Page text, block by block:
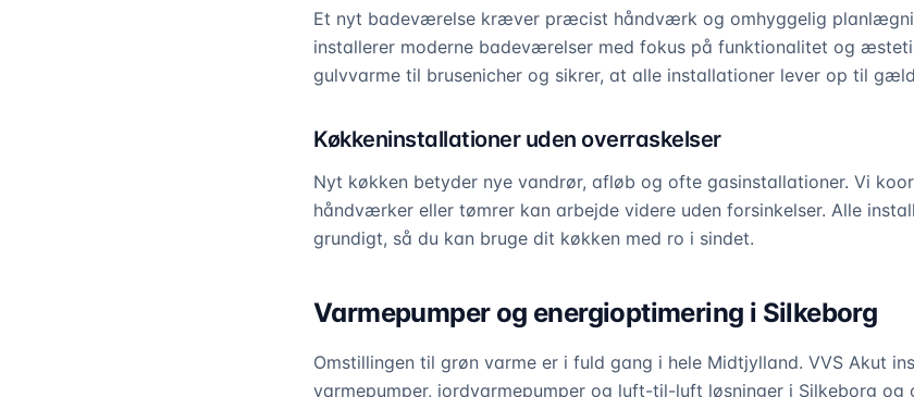
Et nyt badeværelse kræver præcist håndværk og omhyggelig
installerer moderne badeværelser med fokus på funktionalitet og
gulvvarme til brusenicher og sikrer, at alle installationer lever op til
Køkkeninstallationer uden overraskelser
Nyt køkken betyder nye vandrør, afløb og ofte gasinstallationer. Vi
håndværker eller tømrer kan arbejde videre uden forsinkelser. Alle
grundigt, så du kan bruge dit køkken med ro i sindet.
Varmepumper og energioptimering i Silkeborg
Omstillingen til grøn varme er i fuld gang i hele Midtjylland. VVS Akut
varmepumper, jordvarmepumper og luft-til-luft løsninger i Silkeborg og